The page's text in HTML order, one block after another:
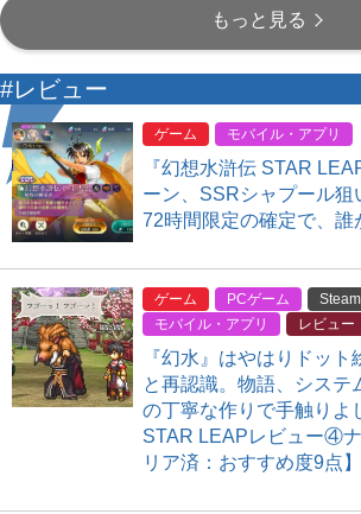
もっと見る
#レビュー
ゲーム モバイル・アプリ
『幻想水滸伝 STAR
ーン、SSRシャプール狙
72時間限定の確定で、誰
ゲーム PCゲーム
Steam
モバイル・アプリ
レビュー
『幻水』はやはりドッ
と再認識。物語、システ
の丁寧な作りで手触りよ
STAR LEAPレビュー④
リア済：おすすめ度9点】